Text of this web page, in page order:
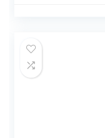
Innenwiderstandst
ester Kfz-
Lichtmaschine für